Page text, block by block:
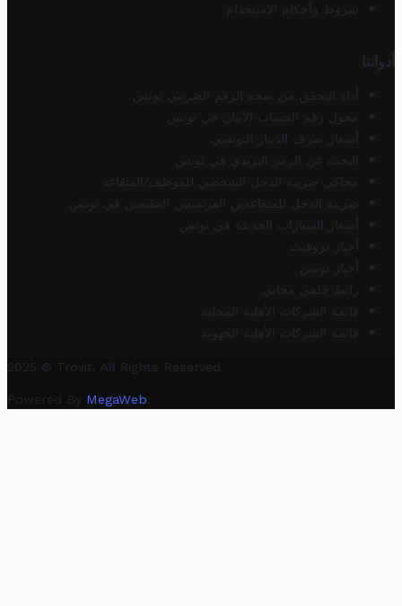
شروط وأحكام الاستخدام
أدواتنا
أداة التحقق من صحة الرقم الضريبي تونس
محول رقم الحساب الآيبان في تونس
أسعار صرف الدينار التونسي
البحث عن الرمز البريدي في تونس
محاكي ضريبة الدخل الشخصي للموظف/المتقاعد
ضريبة الدخل للمتقاعدين الفرنسيين المقيمين في تونس
أسعار السيارات الجديدة في تونس
أخبار تروفيت
أخبار تونس
رابط خلفي مجاني
قائمة الشركات الأهلية المحلية
قائمة الشركات الأهلية الجهوية
2025 © Trovit. All Rights Reserved.
Powered By MegaWeb